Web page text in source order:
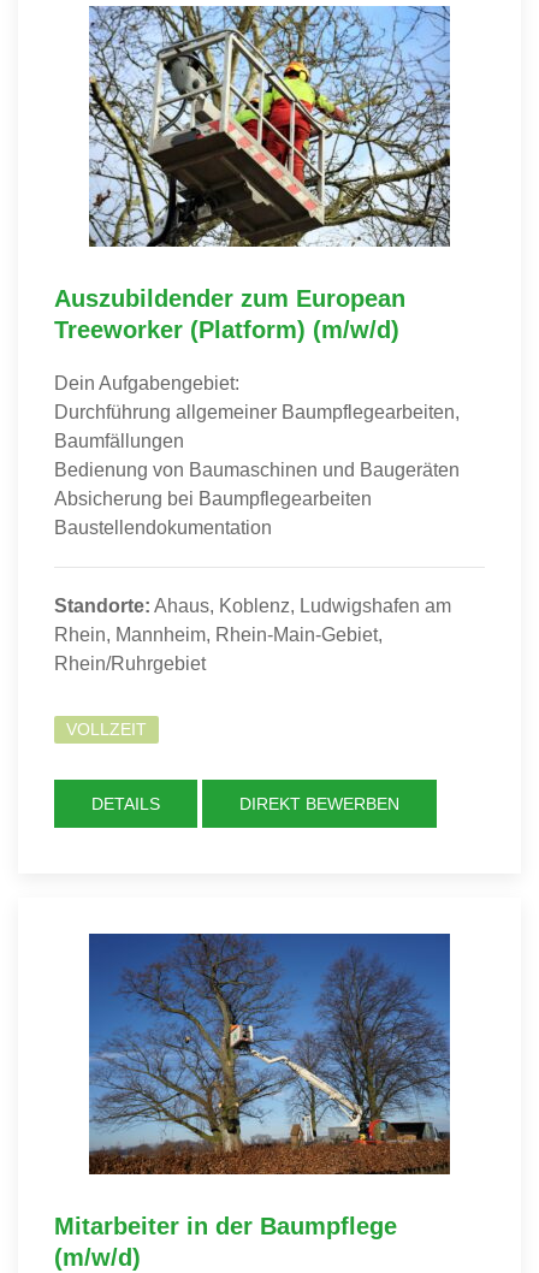
Auszubildender zum European
Treeworker (Platform) (m/w/d)
Dein Aufgabengebiet:
Durchführung allgemeiner Baumpflegearbeiten,
Baumfällungen
Bedienung von Baumaschinen und Baugeräten
Absicherung bei Baumpflegearbeiten
Baustellendokumentation
Standorte: Ahaus, Koblenz, Ludwigshafen am
Rhein, Mannheim, Rhein-Main-Gebiet,
Rhein/Ruhrgebiet
VOLLZEIT
DETAILS DIREKT BEWERBEN
Mitarbeiter in der Baumpflege
(m/w/d)